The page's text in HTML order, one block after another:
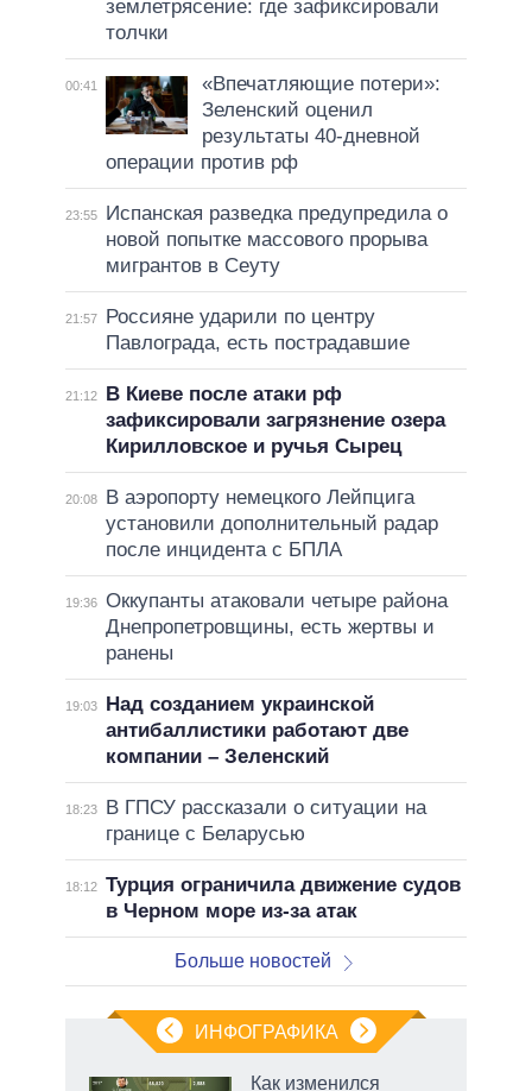
землетрясение: где зафиксировали
толчки
00:41
«Впечатляющие потери»:
Зеленский оценил
результаты 40-дневной
операции против рф
23:55
Испанская разведка предупредила о
новой попытке массового прорыва
мигрантов в Сеуту
21:57
Россияне ударили по центру
Павлограда, есть пострадавшие
21:12
В Киеве после атаки рф
зафиксировали загрязнение озера
Кирилловское и ручья Сырец
20:08
В аэропорту немецкого Лейпцига
установили дополнительный радар
после инцидента с БПЛА
19:36 Оккупанты атаковали четыре района
Днепропетровщины, есть жертвы и
ранены
19:03
Над созданием украинской
антибаллистики работают две
компании – Зеленский
18:23
В ГПСУ рассказали о ситуации на
границе с Беларусью
18:12 Турция ограничила движение судов
в Черном море из-за атак
Больше новостей
ИНФОГРАФИКА
Как изменился